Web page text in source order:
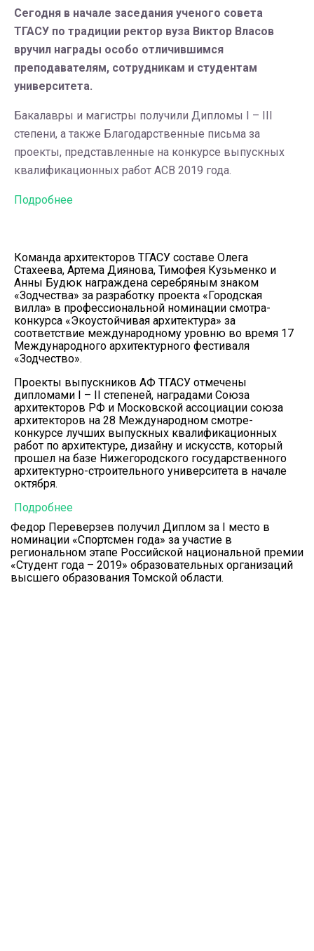
Сегодня в начале заседания ученого совета
ТГАСУ по традиции ректор вуза Виктор Власов
вручил награды особо отличившимся
преподавателям, сотрудникам и студентам
университета.
Бакалавры и магистры получили Дипломы I – III
степени, а также Благодарственные письма за
проекты, представленные на конкурсе выпускных
квалификационных работ АСВ 2019 года.
Подробнее
Команда архитекторов ТГАСУ составе Олега
Стахеева, Артема Диянова, Тимофея Кузьменко и
Анны Будюк награждена серебряным знаком
«Зодчества» за разработку проекта «Городская
вилла» в профессиональной номинации смотра-
конкурса «Экоустойчивая архитектура» за
соответствие международному уровню во время 17
Международного архитектурного фестиваля
«Зодчество».
Проекты выпускников АФ ТГАСУ отмечены
дипломами I – II степеней, наградами Союза
архитекторов РФ и Московской ассоциации союза
архитекторов на 28 Международном смотре-
конкурсе лучших выпускных квалификационных
работ по архитектуре, дизайну и искусств, который
прошел на базе Нижегородского государственного
архитектурно-строительного университета в начале
октября.
Подробнее
Федор Переверзев получил Диплом за I место в
номинации «Спортсмен года» за участие в
региональном этапе Российской национальной премии
«Студент года – 2019» образовательных организаций
высшего образования Томской области.